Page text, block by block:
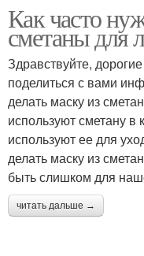
Как часто
сметаны для
Здравствуйте,
поделиться с вами
делать маску из
используют сметану в
используют ее для
делать маску из
быть слишком для
читать дальше →